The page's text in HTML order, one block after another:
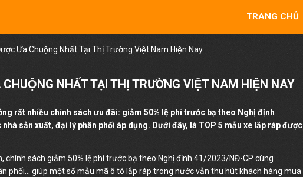
TRANG CHỦ
Ưa Chuộng Nhất Tại Thị Trường Việt Nam Hiện Nay
NHẤT TẠI THỊ TRƯỜNG VIỆT NAM HIỆN NAY
rất nhiều chính sách ưu đãi: giảm 50% lệ phí trước bạ theo Nghị định
sản xuất, đại lý phân phối áp dụng. Dưới đây, là TOP 5 mẫu xe lắp ráp được
sách giảm 50% lệ phí trước bạ theo Nghị định 41/2023/NĐ-CP cùng
phối… giúp một số mẫu mã ô tô lắp ráp trong nước vẫn thu hút khách hàng mua